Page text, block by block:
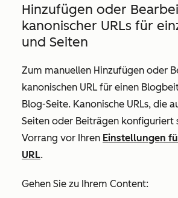
Hinzufügen oder
kanonischer URLs für
und Seiten
Zum manuellen Hinzufügen oder
kanonischen URL für einen
Blog-Seite. Kanonische URLs, die
Seiten oder Beiträgen konfiguriert
Vorrang vor Ihren Einstellungen
URL.
Gehen Sie zu Ihrem Content: